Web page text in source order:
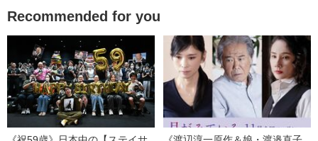
Recommended for you